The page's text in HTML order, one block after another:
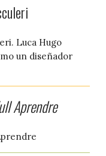
Luca Hugo
un diseñador
Aprendre